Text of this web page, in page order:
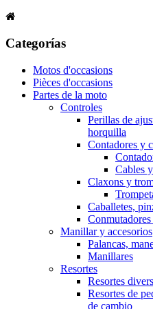
Categorías
Motos d'occasions
Pièces d'occasions
Partes de la moto
Controles
Perillas de
horquilla
Contadores y
Cables
Claxons y
Caballetes,
Manillar y accesorios
Palancas,
Manillares
Resortes
Resortes
Resortes de
de cambio